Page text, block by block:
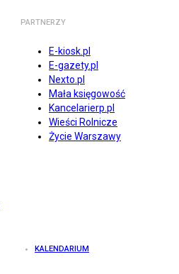
PARTNERZY
E-kiosk.pl
E-gazety.pl
Nexto.pl
Mała księgowość
Kancelarierp.pl
Wieści Rolnicze
Życie Warszawy
KALENDARIUM